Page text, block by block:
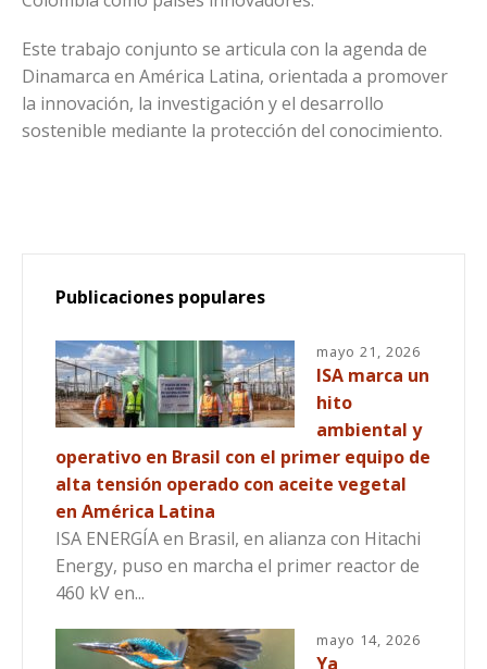
Este trabajo conjunto se articula con la agenda de
Dinamarca en América Latina, orientada a promover
la innovación, la investigación y el desarrollo
sostenible mediante la protección del conocimiento.
Publicaciones populares
mayo 21, 2026
ISA marca un
hito
ambiental y
operativo en Brasil con el primer equipo de
alta tensión operado con aceite vegetal
en América Latina
ISA ENERGÍA en Brasil, en alianza con Hitachi
Energy, puso en marcha el primer reactor de
460 kV en...
mayo 14, 2026
Ya